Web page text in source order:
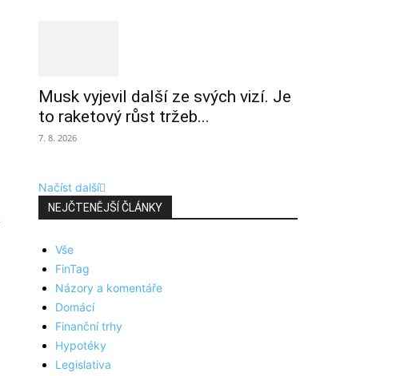
Musk vyjevil další ze svých vizí. Je
to raketový růst tržeb...
7. 8. 2026
Načíst další
NEJČTENĚJŠÍ ČLÁNKY
Vše
FinTag
Názory a komentáře
Domácí
Finanční trhy
Hypotéky
Legislativa